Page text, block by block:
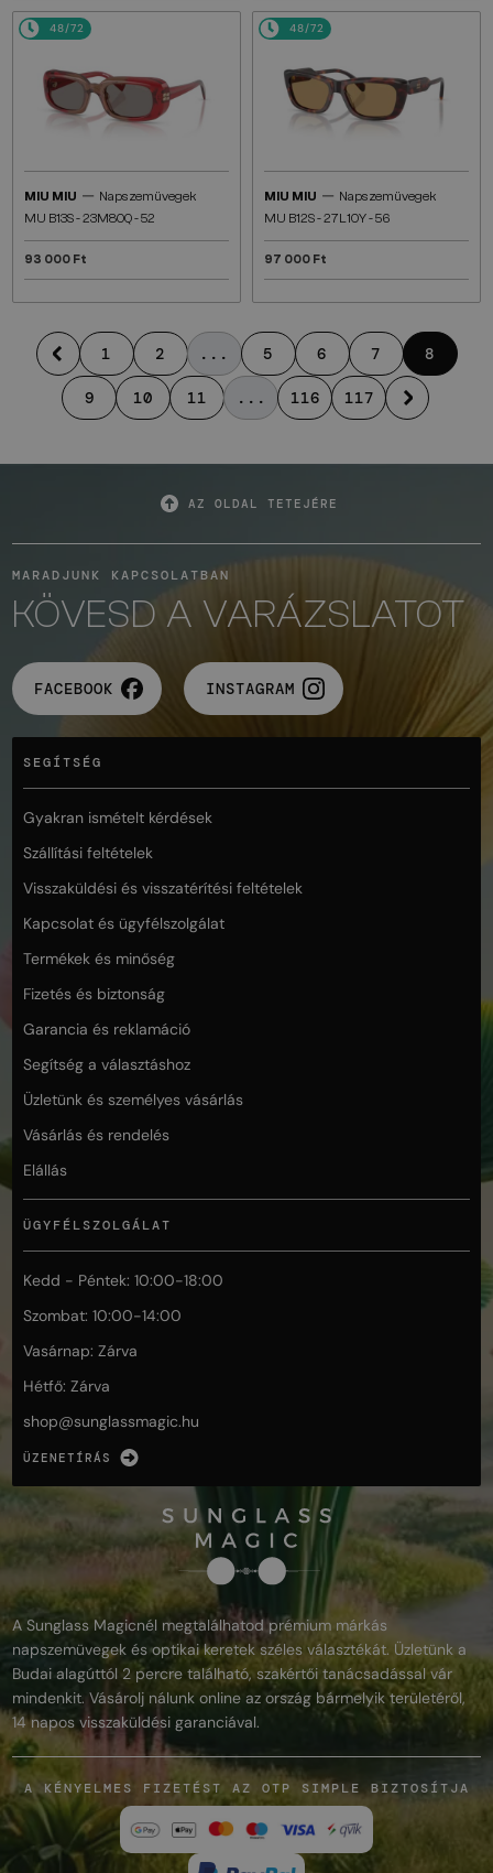
48/72
MIU MIU — Napszemüvegek
MU B13S - 23M80Q - 52
93 000 Ft
48/72
MIU MIU — Napszemüvegek
MU B12S - 27L10Y - 56
97 000 Ft
1 2 ... 5 6 7 8
9 10 11 ... 116 117
AZ OLDAL TETEJÉRE
MARADJUNK KAPCSOLATBAN
KÖVESD A VARÁZSLATOT
FACEBOOK INSTAGRAM
SEGÍTSÉG
Gyakran ismételt kérdések
Szállítási feltételek
Visszaküldési és visszatérítési feltételek
Kapcsolat és ügyfélszolgálat
Termékek és minőség
Fizetés és biztonság
Garancia és reklamáció
Segítség a választáshoz
Üzletünk és személyes vásárlás
Vásárlás és rendelés
Elállás
ÜGYFÉLSZOLGÁLAT
Kedd - Péntek: 10:00-18:00
Szombat: 10:00-14:00
Vasárnap: Zárva
Hétfő: Zárva
shop@sunglassmagic.hu
ÜZENETÍRÁS
A Sunglass Magicnél megtalálhatod prémium márkás
napszemüvegek és optikai keretek széles választékát. Üzletünk a
Budai alagúttól 2 percre található, szakértői tanácsadással vár
mindenkit. Vásárolj nálunk online az ország bármelyik területéről,
14 napos visszaküldési garanciával.
A KÉNYELMES FIZETÉST AZ OTP SIMPLE BIZTOSÍTJA